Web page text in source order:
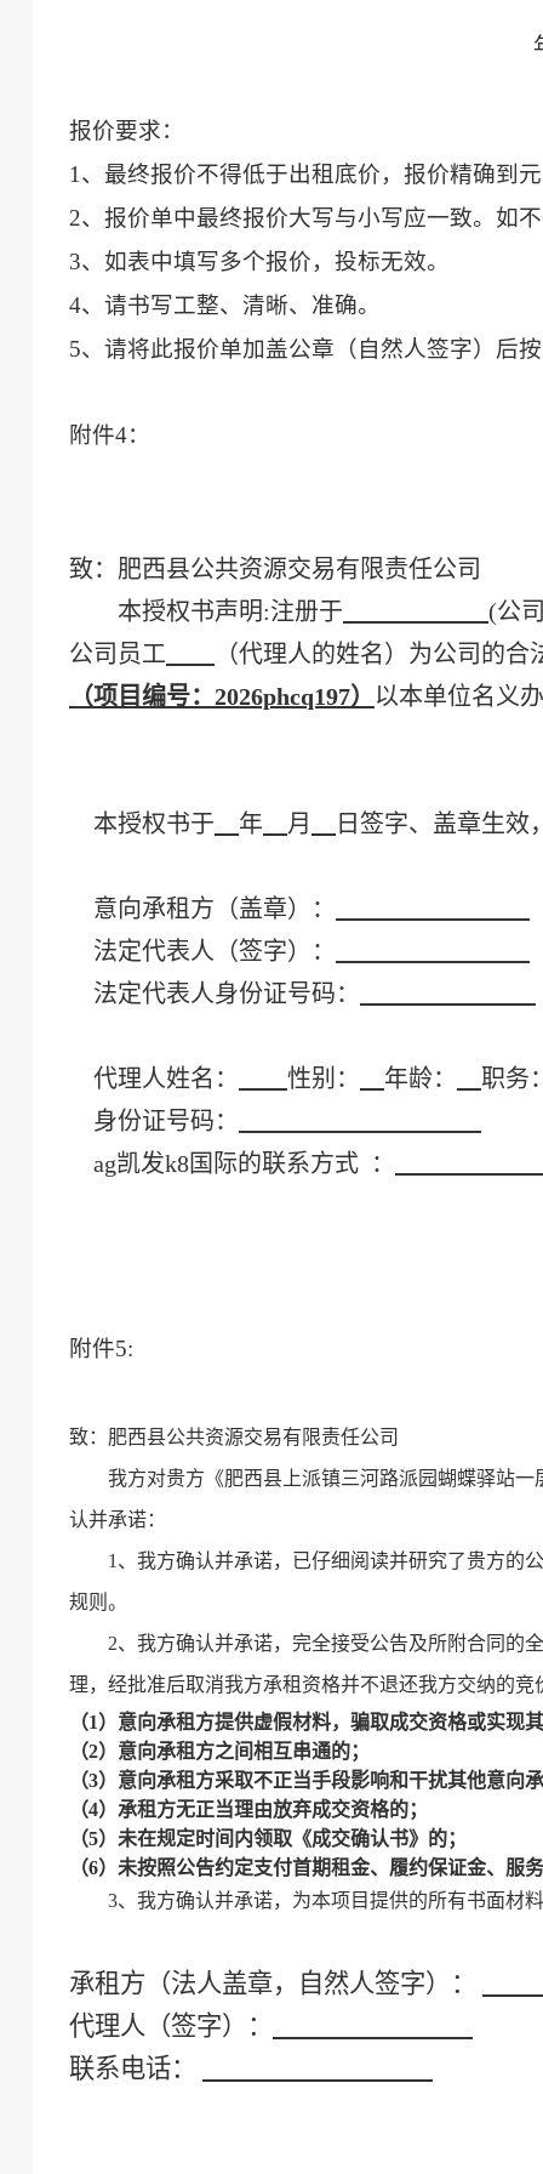
报价要求：
1、最终报价不得低于出租底价，报价精确到
2、报价单中最终报价大写与小写应一致。如
3、如表中填写多个报价，投标无效。
4、请书写工整、清晰、准确。
5、请将此报价单加盖公章（ 自然人签字）后
附件4：
致： 肥西县公共资源交易有限责任公司
本授权书声明:注册于 (公
公司员工
（代理人的姓名）为公司的合
（项目编号： 2026phcq197） 以本单位名义
本授权书于 年 月 日签字、盖章生效
意向承租方（盖章）：
法定代表人（签字）：
法定代表人身份证号码：
代理人姓名： 性别： 年龄：
职务
身份证号码：
ag凯发k8国际的联系方式 ：
附件5:
致： 肥西县公共资源交易有限责任公司
我方对贵方《肥西县上派镇三河路派园蝴蝶驿站一
认并承诺：
1、我方确认并承诺，已仔细阅读并研究了贵方的
规则。
2、我方确认并承诺，完全接受公告及所附合同的
理，经批准后取消我方承租资格并不退还我方交纳的
（1）意向承租方提供虚假材料，骗取成交资格或实现
（2）意向承租方之间相互串通的；
（3）意向承租方采取不正当手段影响和干扰其他意向
（4） 承租方无正当理由放弃成交资格的；
（5）未在规定时间 内领取《成交确认书》的；
（6）未按照公告约定支付首期租金、履约保证金、服
3、 我方确认并承诺，为本项目提供的所有书面材
承租方 （法人盖章，自然人签字）：
代理人（签字）：
联系电话：